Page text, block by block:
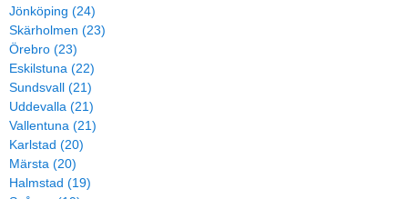
Jönköping (24)
Skärholmen (23)
Örebro (23)
Eskilstuna (22)
Sundsvall (21)
Uddevalla (21)
Vallentuna (21)
Karlstad (20)
Märsta (20)
Halmstad (19)